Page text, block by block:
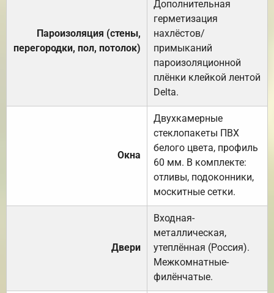
Пароизоляция (стены,
перегородки, пол, потолок)
Дополнительная
герметизация
нахлёстов/
примыканий
пароизоляционной
плёнки клейкой лентой
Delta.
Окна
Двухкамерные
стеклопакеты ПВХ
белого цвета, профиль
60 мм. В комплекте:
отливы, подоконники,
москитные сетки.
Двери
Входная-
металлическая,
утеплённая (Россия).
Межкомнатные-
филёнчатые.